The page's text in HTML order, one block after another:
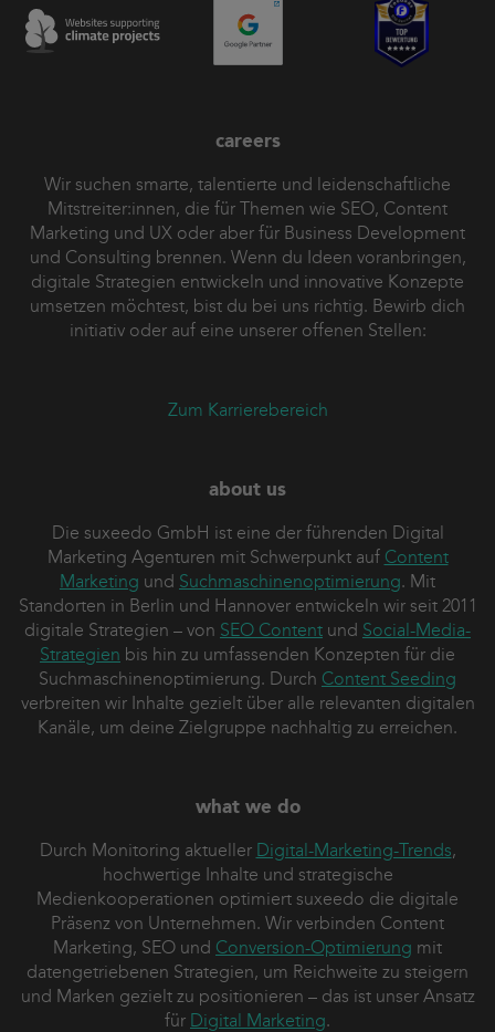
careers
Wir suchen smarte, talentierte und leidenschaftliche
Mitstreiter:innen, die für Themen wie SEO, Content
Marketing und UX oder aber für Business Development
und Consulting brennen. Wenn du Ideen voranbringen,
digitale Strategien entwickeln und innovative Konzepte
umsetzen möchtest, bist du bei uns richtig. Bewirb dich
initiativ oder auf eine unserer offenen Stellen:
Zum Karrierebereich
about us
Die suxeedo GmbH ist eine der führenden Digital
Marketing Agenturen mit Schwerpunkt auf Content
Marketing und Suchmaschinenoptimierung. Mit
Standorten in Berlin und Hannover entwickeln wir seit 2011
digitale Strategien – von SEO Content und Social-Media-
Strategien bis hin zu umfassenden Konzepten für die
Suchmaschinenoptimierung. Durch Content Seeding
verbreiten wir Inhalte gezielt über alle relevanten digitalen
Kanäle, um deine Zielgruppe nachhaltig zu erreichen.
what we do
Durch Monitoring aktueller Digital-Marketing-Trends,
hochwertige Inhalte und strategische
Medienkooperationen optimiert suxeedo die digitale
Präsenz von Unternehmen. Wir verbinden Content
Marketing, SEO und Conversion-Optimierung mit
datengetriebenen Strategien, um Reichweite zu steigern
und Marken gezielt zu positionieren – das ist unser Ansatz
für Digital Marketing.